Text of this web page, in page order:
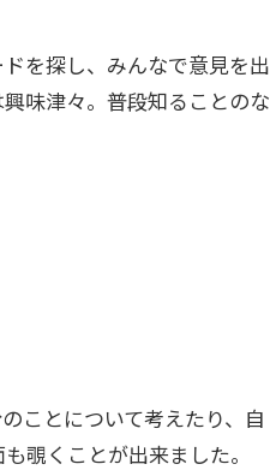
を探し、みんなで意見を出
味津々。普段知ることのな
ことについて考えたり、自
覗くことが出来ました。